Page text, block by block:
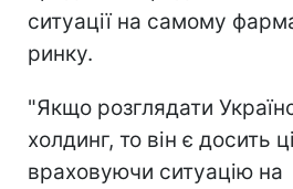
ситуації на самому
ринку.
"Якщо розглядати
холдинг, то він є досить
враховуючи ситуацію на